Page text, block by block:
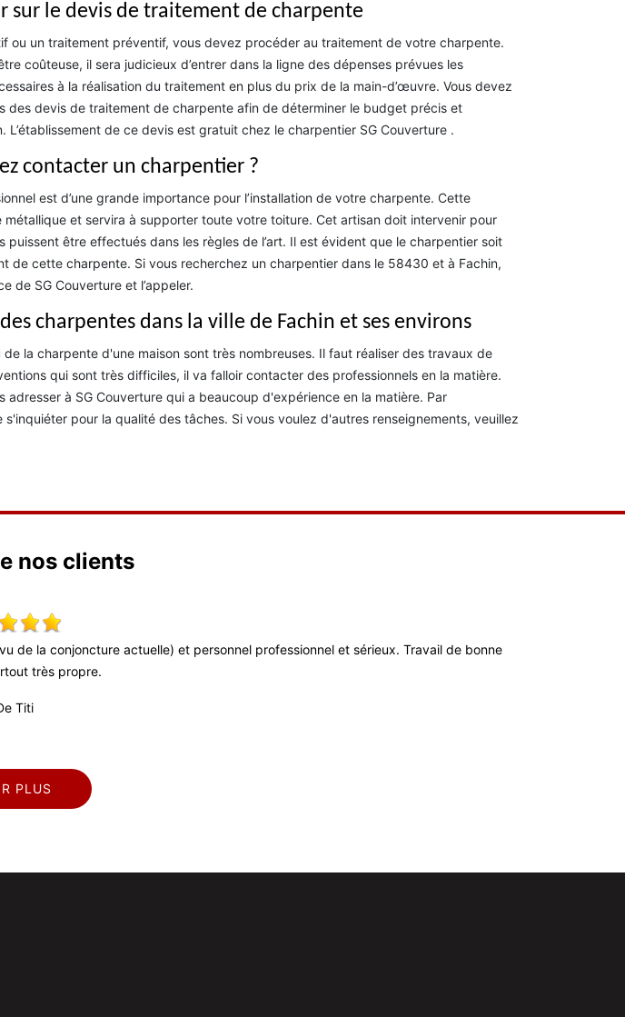
sur le devis de traitement de charpente
ou un traitement préventif, vous devez procéder au traitement de votre charpente.
coûteuse, il sera judicieux d’entrer dans la ligne des dépenses prévues les
à la réalisation du traitement en plus du prix de la main-d’œuvre. Vous devez
des devis de traitement de charpente afin de déterminer le budget précis et
L’établissement de ce devis est gratuit chez le charpentier SG Couverture .
contacter un charpentier ?
est d’une grande importance pour l’installation de votre charpente. Cette
et servira à supporter toute votre toiture. Cet artisan doit intervenir pour
puissent être effectués dans les règles de l’art. Il est évident que le charpentier soit
de cette charpente. Si vous recherchez un charpentier dans le 58430 et à Fachin,
de SG Couverture et l’appeler.
charpentes dans la ville de Fachin et ses environs
la charpente d'une maison sont très nombreuses. Il faut réaliser des travaux de
qui sont très difficiles, il va falloir contacter des professionnels en la matière.
adresser à SG Couverture qui a beaucoup d'expérience en la matière. Par
pour la qualité des tâches. Si vous voulez d'autres renseignements, veuillez
nos clients
de la conjoncture actuelle) et personnel professionnel et sérieux. Travail de bonne
très propre.
Titi
PLUS